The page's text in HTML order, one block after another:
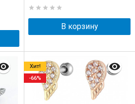
В корзину
Хит!
-66%